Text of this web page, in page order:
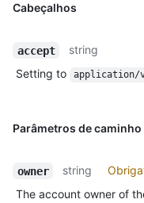
Cabeçalhos
accept
string
Setting to
application/
Parâmetros de caminho
owner string
The account owner of